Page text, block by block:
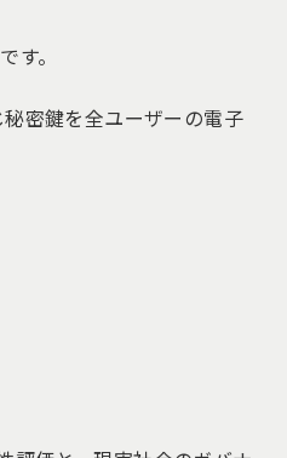
。
密鍵を全ユーザーの電子